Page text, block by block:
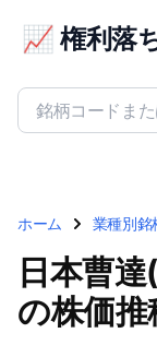
📈 権利落
ホーム 業種別銘
日本曹
の株価推